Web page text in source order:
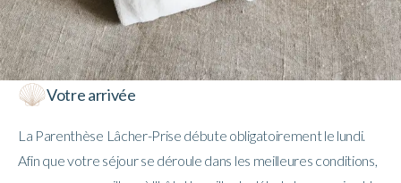
Votre arrivée
La Parenthèse Lâcher-Prise débute obligatoirement le lundi.
Afin que votre séjour se déroule dans les meilleures conditions,